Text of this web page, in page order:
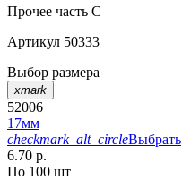
Прочее часть C
Артикул 50333
Выбор размера
xmark
52006
17мм
checkmark_alt_circleВыбрать
6.70 р.
По 100 шт